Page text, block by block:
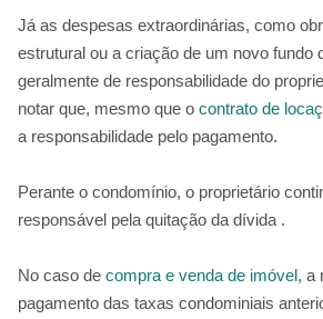
Já as despesas extraordinárias, como
estrutural ou a criação de um novo fundo
geralmente de responsabilidade do
notar que, mesmo que o contrato de
a responsabilidade pelo pagamento.
Perante o condomínio, o proprietário
responsável pela quitação da dívida .
No caso de compra e venda de imóvel, a
pagamento das taxas condominiais